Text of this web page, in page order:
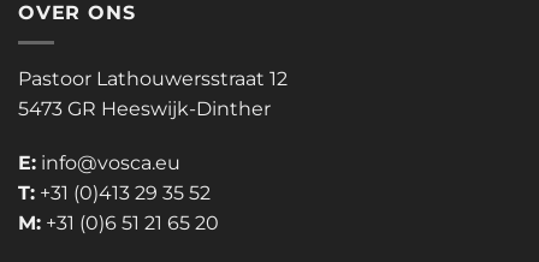
OVER ONS
Pastoor Lathouwersstraat 12
5473 GR Heeswijk-Dinther
E: info@vosca.eu
T: +31 (0)413 29 35 52
M: +31 (0)6 51 21 65 20